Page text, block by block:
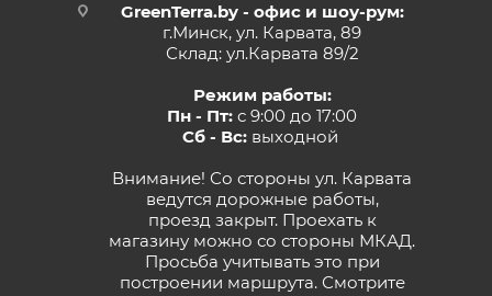
GreenTerra.by - офис и шоу-рум:
г.Минск, ул. Карвата, 89
Склад: ул.Карвата 89/2
Режим работы:
Пн - Пт: с 9:00 до 17:00
Сб - Вс:выходной
Внимание! Со стороны ул. Карвата
ведутся дорожные работы,
проезд закрыт. Проехать к
магазину можно со стороны МКАД.
Просьба учитывать это при
построении маршрута. Смотрите